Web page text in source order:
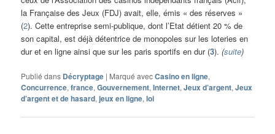
la Française des Jeux (FDJ) avait, elle, émis « des réserves »
(2). Cette entreprise semi-publique, dont l’Etat détient 20 % de
son capital, est déjà détentrice de monopoles sur les loteries en
dur et en ligne ainsi que sur les paris sportifs en dur (3).(suite)
Publié dans Décryptage | Marqué avecCasino en ligne,
Concurrence,france,Gouvernement,Internet,Jeux d’argent,Jeux
d’argent et de hasard,jeux en ligne,loi